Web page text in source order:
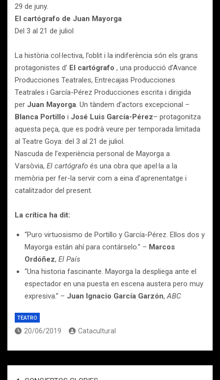
29 de juny.
El cartógrafo de Juan Mayorga
Del 3 al 21 de juliol
La història col·lectiva, l’oblit i la indiferència són els grans
protagonistes d’ El cartógrafo , una producció d’Avance
Producciones Teatrales, Entrecajas Producciones
Teatrales i García-Pérez Producciones escrita i dirigida
per Juan Mayorga. Un tàndem d’actors excepcional –
Blanca Portillo i José Luis García-Pérez– protagonitza
aquesta peça, que es podrà veure per temporada limitada
al Teatre Goya: del 3 al 21 de juliol.
Nascuda de l’experiència personal de Mayorga a
Varsòvia, El cartógrafo és una obra que apel·la a la
memòria per fer-la servir com a eina d’aprenentatge i
catalitzador del present.
La crítica ha dit:
“Puro virtuosismo de Portillo y García-Pérez. Ellos dos y
Mayorga están ahí para contárselo.” – Marcos
Ordóñez, El País
“Una historia fascinante. Mayorga la despliega ante el
espectador en una puesta en escena austera pero muy
expresiva.” – Juan Ignacio García Garzón, ABC
TEATRO
20/06/2019 Catacultural